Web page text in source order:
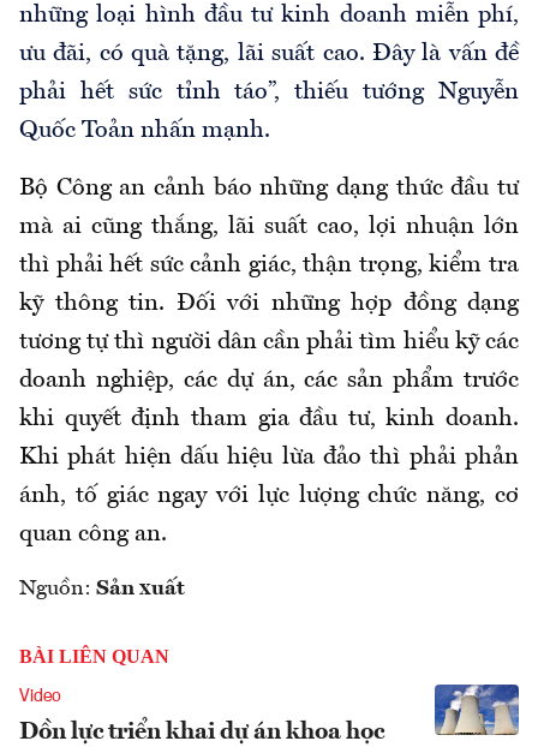
những loại hình đầu tư kinh doanh miễn phí,
ưu đãi, có quà tặng, lãi suất cao. Đây là vấn đề
phải hết sức tỉnh táo”, thiếu tướng Nguyễn
Quốc Toản nhấn mạnh.
Bộ Công an cảnh báo những dạng thức đầu tư
mà ai cũng thắng, lãi suất cao, lợi nhuận lớn
thì phải hết sức cảnh giác, thận trọng, kiểm tra
kỹ thông tin. Đối với những hợp đồng dạng
tương tự thì người dân cần phải tìm hiểu kỹ các
doanh nghiệp, các dự án, các sản phẩm trước
khi quyết định tham gia đầu tư, kinh doanh.
Khi phát hiện dấu hiệu lừa đảo thì phải phản
ánh, tố giác ngay với lực lượng chức năng, cơ
quan công an.
Nguồn: Sản xuất
BÀI LIÊN QUAN
Video
Dồn lực triển khai dự án khoa học